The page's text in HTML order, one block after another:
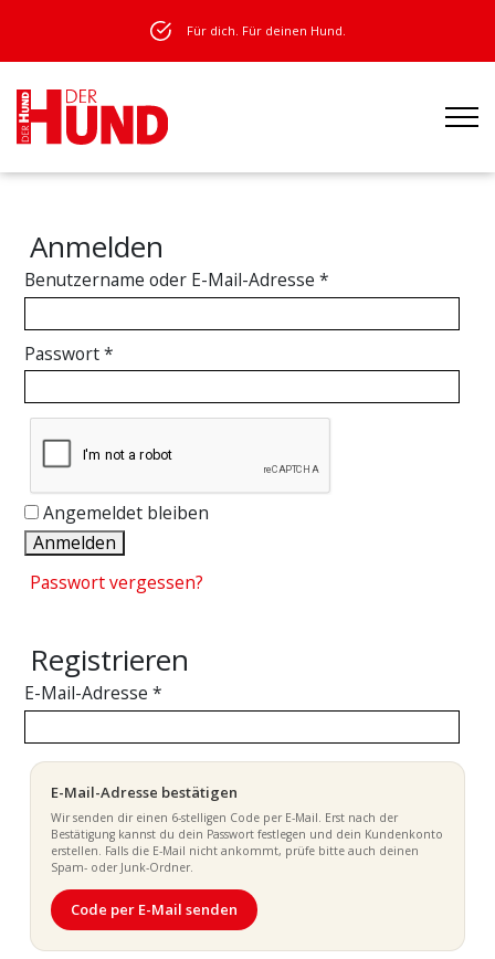
Für dich. Für deinen Hund.
Anmelden
Benutzername oder E-Mail-Adresse *
Passwort*
Angemeldet bleiben
Anmelden
Passwort vergessen?
Registrieren
E-Mail-Adresse *
E-Mail-Adresse bestätigen
Wir senden dir einen 6-stelligen Code per E-Mail. Erst nach der
Bestätigung kannst du dein Passwort festlegen und dein Kundenkonto
erstellen. Falls die E-Mail nicht ankommt, prüfe bitte auch deinen
Spam- oder Junk-Ordner.
Code per E-Mail senden